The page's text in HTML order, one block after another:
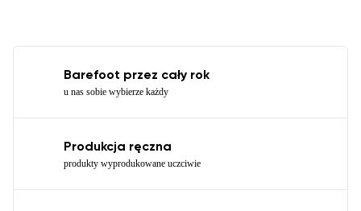
Barefoot przez cały rok
u nas sobie wybierze każdy
Produkcja ręczna
produkty wyprodukowane uczciwie